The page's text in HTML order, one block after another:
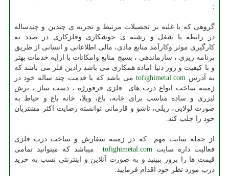
:
گروهی که با غلبه بر تحصیلات مرتبط و تجربه ی چندین و چندساله
در رابطه با شغل و رشته ی جوشکاری وفلزکاری در صدد به
کارگیری موثر وکارآمد منابع مادی، مالی اطلاعاتی و انسانی از طریق
برنامه ریزی ، سازماندهی ، بسیج منابع وامکانات با ارایه خدمات بهتر
و با کیفیت و روز دنیا اماده همکاری می باشد رادین فلز می باشد که
به آدرس tofighimetal.comمی باشد که با قدمت چند ساله خود در
زمینه ساخت انواع درب های فلزی فرفورژه ، دست ساز ، برش
لیزری و ساده مناسب برای خانه، باغ، ویلا، خانه باغ و حیاط به
صورت لولایی، ریلی، تاشو و قارمانی توانسته رضایت اکثر مشتریان
خود را جلب کند.
از جمله سایت مهم که در زمینه سفارش و ساخت درب فلزی
فعالیت داره سایتtofighimetal.com میباشد که میتوانید تمامی
قیمت ها را بروز ببینید و به صورت آنلاین و اینترنتی نسب به خرید
درب مورد نظر خود اقدام فرمایید.